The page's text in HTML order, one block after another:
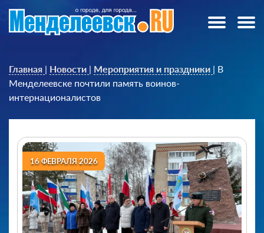
Главная | Новости | Мероприятия и праздники | В
Менделеевске почтили память воинов-
интернационалистов
16 ФЕВРАЛЯ 2026